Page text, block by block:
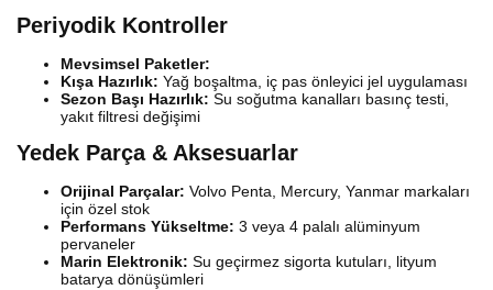
Periyodik Kontroller
Mevsimsel Paketler:
Kışa Hazırlık: Yağ boşaltma, iç pas önleyici jel uygulaması
Sezon Başı Hazırlık: Su soğutma kanalları basınç testi,
yakıt filtresi değişimi
Yedek Parça & Aksesuarlar
Orijinal Parçalar: Volvo Penta, Mercury, Yanmar markaları
için özel stok
Performans Yükseltme: 3 veya 4 palalı alüminyum
pervaneler
Marin Elektronik: Su geçirmez sigorta kutuları, lityum
batarya dönüşümleri